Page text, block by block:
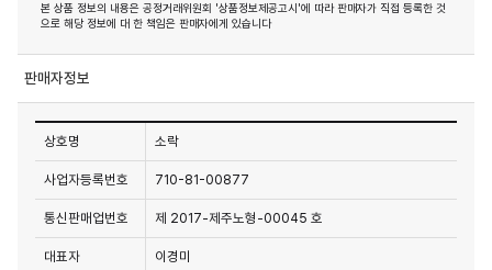
본 상품 정보의 내용은 공정거래위원회 '상품정보제공고시'에 따라 판매자가 직접 등록한 것
으로 해당 정보에 대 한 책임은 판매자에게 있습니다
판매자정보
상호명 소락
사업자등록번호 710-81-00877
통신판매업번호 제 2017-제주노형-00045 호
대표자 이경미